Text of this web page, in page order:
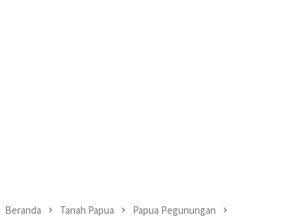
Beranda Tanah Papua Papua Pegunungan